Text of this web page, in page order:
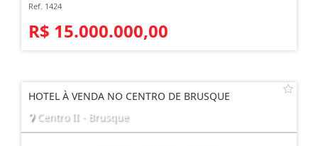
Ref. 1424
R$ 15.000.000,00
HOTEL À VENDA NO CENTRO DE BRUSQUE
Centro II - Brusque